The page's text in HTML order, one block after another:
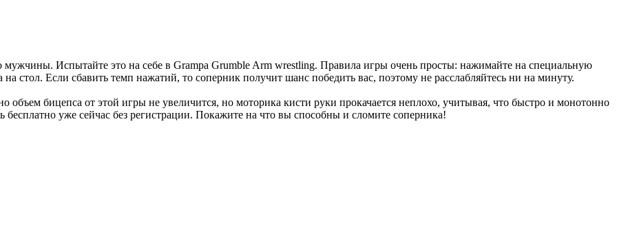
Испытайте это на себе в Grampa Grumble Arm wrestling. Правила игры очень просты: нажимайте на специальную
стол. Если сбавить темп нажатий, то соперник получит шанс победить вас, поэтому не расслабляйтесь ни на минуту.
объем бицепса от этой игры не увеличится, но моторика кисти руки прокачается неплохо, учитывая, что быстро и монотонно
уже сейчас без регистрации. Покажите на что вы способны и сломите соперника!